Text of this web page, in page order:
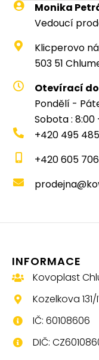
Monika
Vedoucí
Klicperovo
503 51
Otevírací
Pondělí -
Sobota : 8:00
+420 495
+420 605
INFORMACE
Kovoplast
Kozelkova
IČ: 60108606
DIČ: